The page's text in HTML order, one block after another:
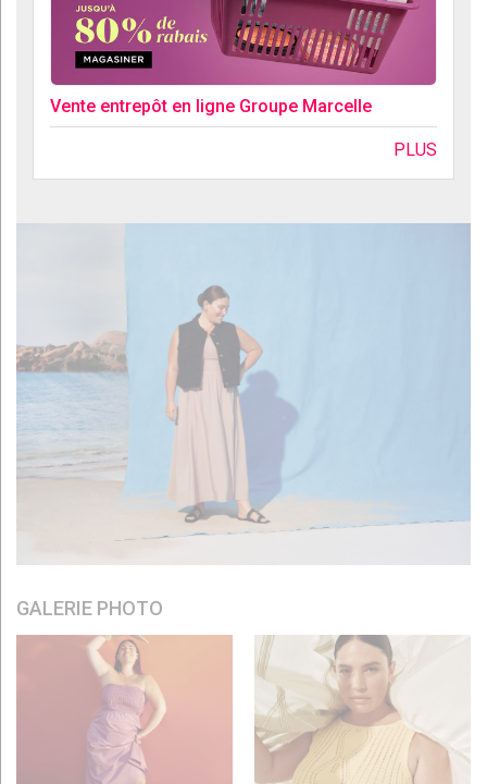
Vente entrepôt en ligne Groupe Marcelle
PLUS
GALERIE PHOTO